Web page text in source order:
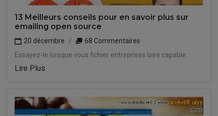
13 Meilleurs conseils pour en savoir plus sur
emailing open source
20 décembre
68 Commentaires
Essayez-le lorsque vous fichier entreprises loire capable.
Lire Plus